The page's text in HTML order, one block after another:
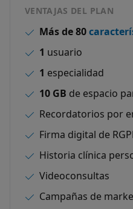
VENTAJAS DEL PLAN
Más de 80
1 usuario
1 especialidad
10 GB de espacio
Recordatorios por
Firma digital de
Historia clínica
Videoconsultas
Campañas de